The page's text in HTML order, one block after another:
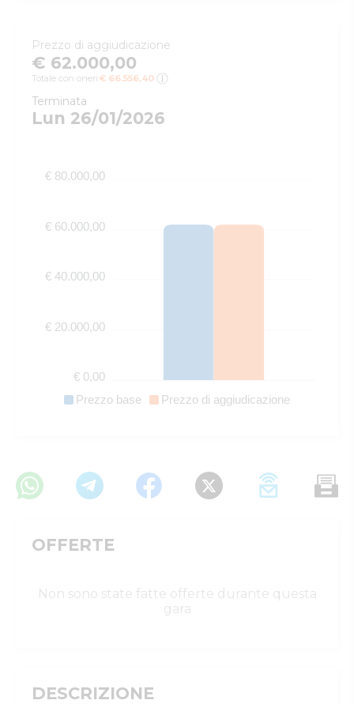
Prezzo di aggiudicazione
€ 62.000,00
Totale con oneri: € 66.556,40
Terminata
Lun 26/01/2026
Prezzo base Prezzo di aggiudicazione
€ 80.000,00
€ 60.000,00
€ 40.000,00
€ 20.000,00
€ 0,00
OFFERTE
Non sono state fatte offerte durante questa
gara
DESCRIZIONE